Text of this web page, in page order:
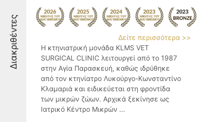
Διακριθέντες
Δείτε περισσότερα >>
Η κτηνιατρική μονάδα KLMS VET
SURGICAL CLINIC λειτουργεί από το 1987
στην Αγία Παρασκευή, καθώς ιδρύθηκε
από τον κτηνίατρο Λυκούργο-Κωνσταντίνο
Κλαμαριά και ειδικεύεται στη φροντίδα
των μικρών ζώων. Αρχικά ξεκίνησε ως
Ιατρικό Κέντρο Μικρών ...